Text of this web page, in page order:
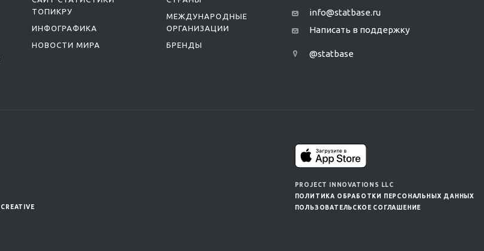
ТОПИКРУ
ИНФОГРАФИКА
НОВОСТИ МИРА
МЕЖДУНАРОДНЫЕ
ОРГАНИЗАЦИИ
БРЕНДЫ
info@statbase.ru
Написать в поддержку
@statbase
PROJECT INNOVATIONS LLC
ПОЛИТИКА ОБРАБОТКИ ПЕРСОНАЛЬНЫХ ДАННЫХ
ПОЛЬЗОВАТЕЛЬСКОЕ СОГЛАШЕНИЕ
CREATIVE